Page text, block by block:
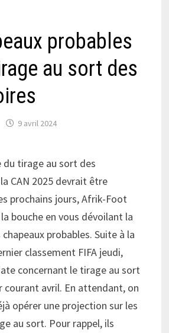
probables
au sort des
9 avril 2024
du tirage au sort des
CAN 2025 devrait être
prochains jours, Afrik-Foot
bouche en vous dévoilant la
probables. Suite à la
classement FIFA jeudi,
concernant le tirage au sort
courant avril. En attendant, on
opérer une projection sur les
au sort. Pour rappel, ils